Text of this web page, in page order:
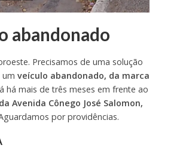
abandonado
Precisamos de uma solução
um veículo abandonado, da marca
há mais de três meses em frente ao
Avenida Cônego José Salomon,
por providências.